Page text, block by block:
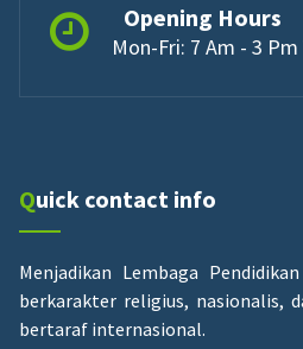
Opening Hours
Mon-Fri: 7 Am - 3 Pm
Quick contact info
Menjadikan Lembaga
berkarakter religius, nasionalis,
bertaraf internasional.